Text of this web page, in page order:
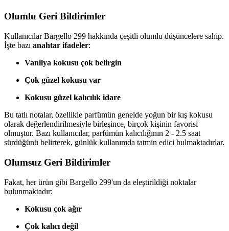
Olumlu Geri Bildirimler
Kullanıcılar Bargello 299 hakkında çeşitli olumlu düşüncelere sahip.
İşte bazı anahtar ifadeler:
Vanilya kokusu çok belirgin
Çok güzel kokusu var
Kokusu güzel kalıcılık idare
Bu tatlı notalar, özellikle parfümün genelde yoğun bir kış kokusu
olarak değerlendirilmesiyle birleşince, birçok kişinin favorisi
olmuştur. Bazı kullanıcılar, parfümün kalıcılığının 2 - 2.5 saat
sürdüğünü belirterek, günlük kullanımda tatmin edici bulmaktadırlar.
Olumsuz Geri Bildirimler
Fakat, her ürün gibi Bargello 299'un da eleştirildiği noktalar
bulunmaktadır:
Kokusu çok ağır
Çok kalıcı değil